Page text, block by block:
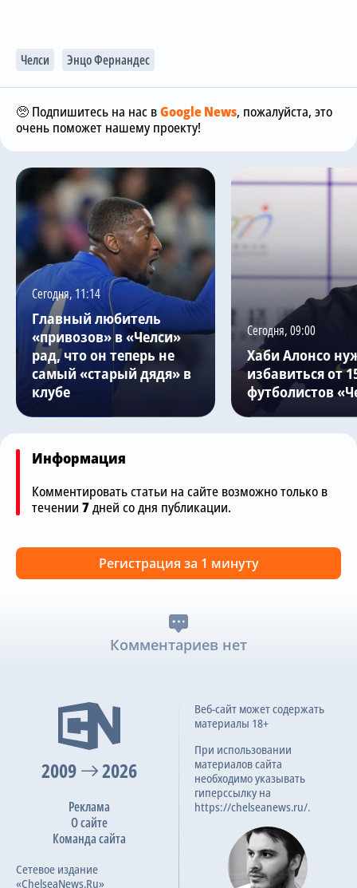
Челси Энцо Фернандес
🥺 Подпишитесь на нас вGoogle News, пожалуйста, это
очень поможет нашему проекту!
Сегодня, 11:14
Главный любитель
«привозов» в «Челси»
рад, что он теперь не
самый «старый дядя» в
клубе
Сегодня, 09:00
Хаби Алонсо
избавиться от
футболистов
Информация
Комментировать статьи на сайте возможно только в
течении 7дней со дня публикации.
Регистрация за 1 минуту
Комментариев нет
2009 2026
Реклама
О сайте
Команда сайта
Сетевое издание
«ChelseaNews.Ru»
Веб-сайт может содержать
материалы 18+
При использовании
материалов сайта
необходимо указывать
гиперссылку на
https://chelseanews.ru/.